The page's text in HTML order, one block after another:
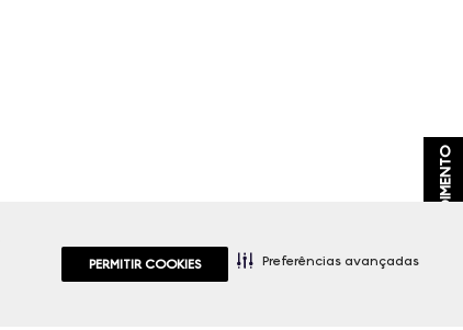
PERMITIR COOKIES Preferências avançadas
ATENDIMENTO